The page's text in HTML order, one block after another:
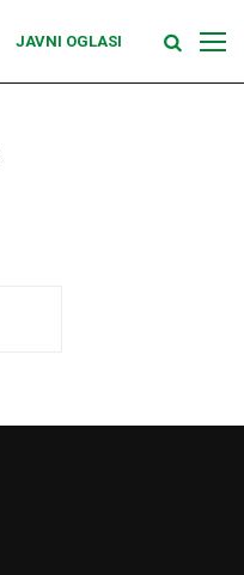
JAVNI OGLASI